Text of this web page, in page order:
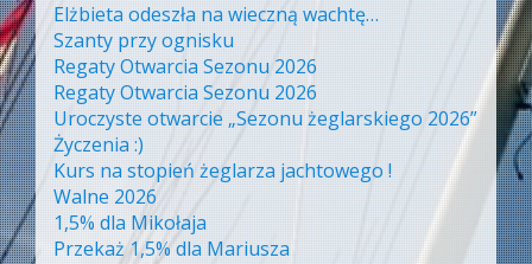
Elżbieta odeszła na wieczną wachtę…
Szanty przy ognisku
Regaty Otwarcia Sezonu 2026
Regaty Otwarcia Sezonu 2026
Uroczyste otwarcie „Sezonu żeglarskiego 2026”
Życzenia :)
Kurs na stopień żeglarza jachtowego !
Walne 2026
1,5% dla Mikołaja
Przekaż 1,5% dla Mariusza